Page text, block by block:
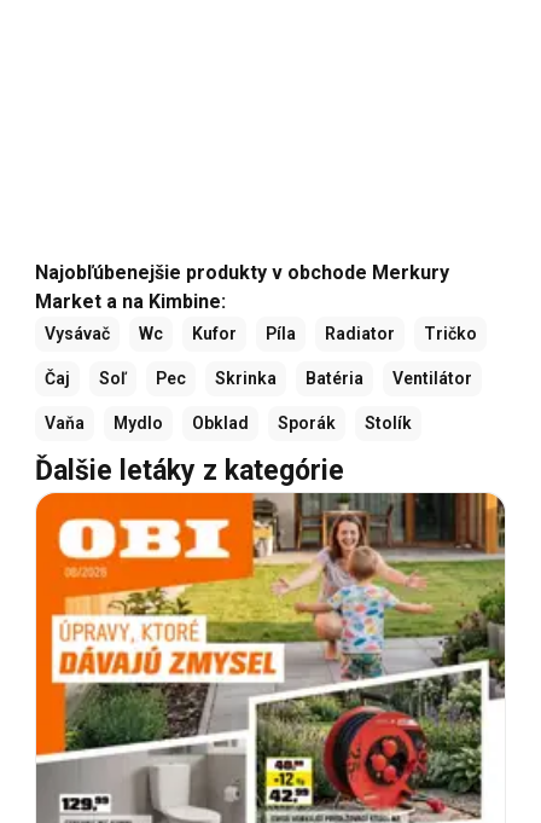
Najobľúbenejšie produkty v obchode Merkury
Market a na Kimbine:
Vysávač Wc Kufor Píla Radiator Tričko
Čaj Soľ Pec Skrinka Batéria Ventilátor
Vaňa Mydlo Obklad Sporák Stolík
Ďalšie letáky z kategórie